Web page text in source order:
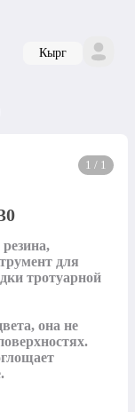
Кырг
1 / 1
для
тротуарной
она не